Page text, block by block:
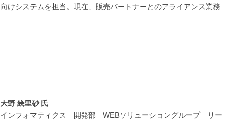
向けシステムを担当。現在、販売パートナーとのアライアンス業務
大野 絵里砂 氏
インフォマティクス 開発部 WEBソリューショングループ リー